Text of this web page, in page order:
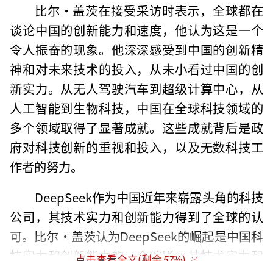
比尔·盖茨在接受采访时表示，全球都在
谈论中国的创新能力和速度，他认为这是一个
令人振奋的现象。他深深感受到中国的创新精
神和对未来技术的投入，从未小看过中国的创
新实力。从无人驾驶汽车到超级计算中心，从
人工智能到生物科技，中国在全球科技领域的
多个领域取得了显著成就。这些成就背后是政
府对科技创新的重视和投入，以及无数科技工
作者的努力。
DeepSeek作为中国近年来崭露头角的科技
公司，其技术实力和创新能力得到了全球的认
可。比尔·盖茨认为DeepSeek的崛起是中国科
技实力和创新能力的一个缩影，其技术实力和